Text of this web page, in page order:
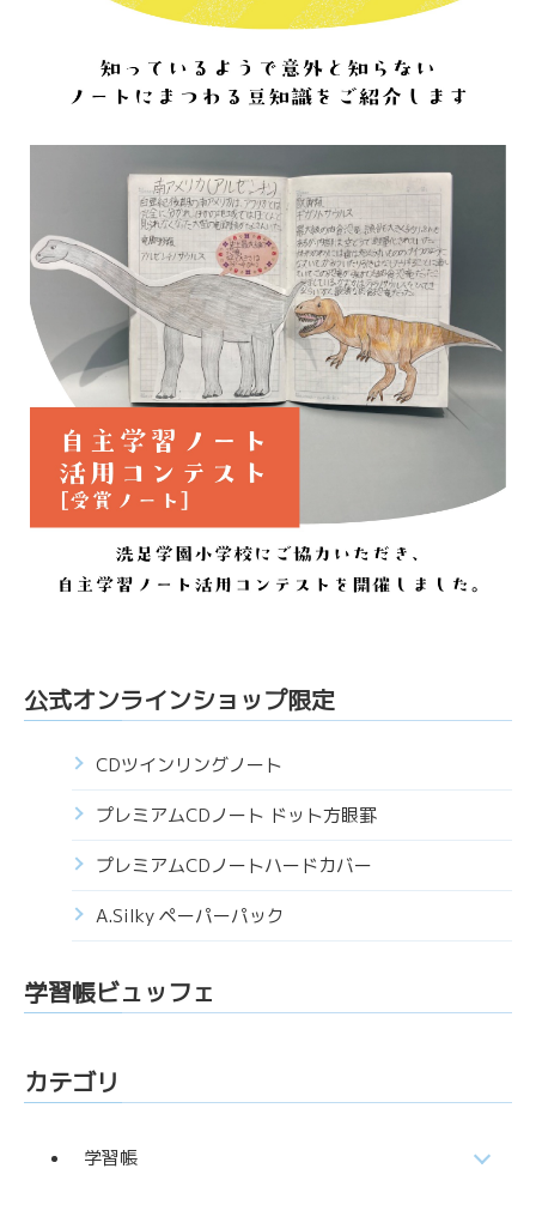
公式オンラインショップ限定
CDツインリングノート
プレミアムCDノート ドット方眼罫
プレミアムCDノートハードカバー
A.Silky ペーパーパック
学習帳ビュッフェ
カテゴリ
学習帳